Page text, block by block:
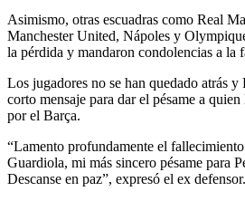
Asimismo, otras escuadras como Real
Manchester United, Nápoles y
la pérdida y mandaron condolencias a la
Los jugadores no se han quedado atrás
corto mensaje para dar el pésame a
por el Barça.
“Lamento profundamente el
Guardiola, mi más sincero pésame para
Descanse en paz”, expresó el ex defensor.